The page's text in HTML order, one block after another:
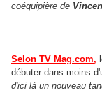
coéquipière de
Selon TV Mag.com,
débuter dans moins
d'ici là un nouveau